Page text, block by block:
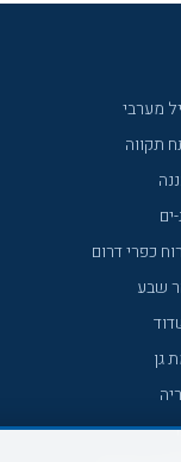
מערבי
תקווה
כפרי דרום
שבע
גן